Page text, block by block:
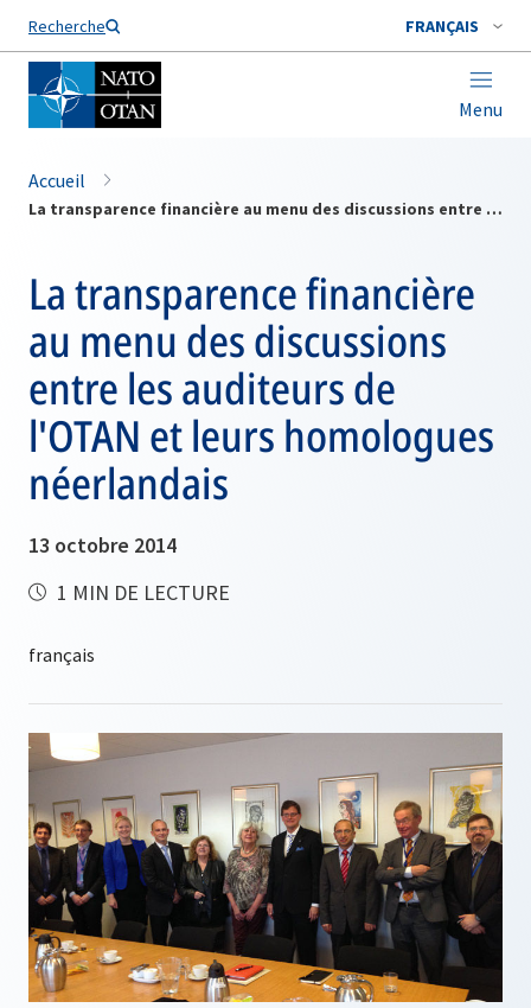
Recherche FRANÇAIS
Menu
Nom de famille*
Accueil
La transparence financière au menu des discussions entre les auditeurs de l'OTAN et leurs homologues néerlandais
La transparence financière
au menu des discussions
entre les auditeurs de
l'OTAN et leurs homologues
néerlandais
13 octobre 2014
1 MIN DE LECTURE